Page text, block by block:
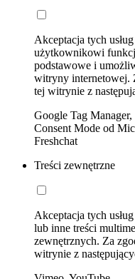
Akceptacja tych
użytkownikowi
podstawowe i
witryny internetowej.
tej witrynie z
Google Tag
Consent Mode od
Freshchat
Treści zewnętrzne
Akceptacja tych
lub inne treści
zewnętrznych. Za
witrynie z